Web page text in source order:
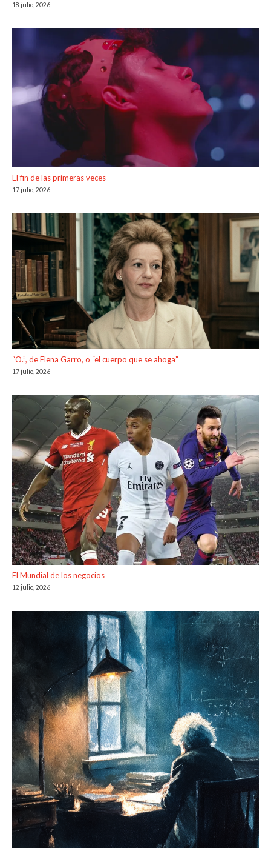
18 julio, 2026
El fin de las primeras veces
17 julio, 2026
“O.”, de Elena Garro, o “el cuerpo que se ahoga”
17 julio, 2026
El Mundial de los negocios
12 julio, 2026